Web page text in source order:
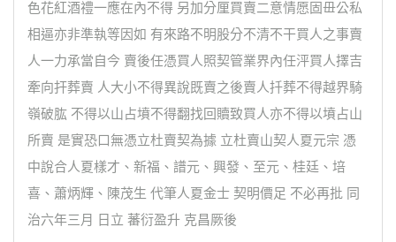
色花紅酒禮一應在內不得 另加分厘買賣二意情愿固毌公私
相逼亦非準執等因如 有來路不明股分不清不干買人之事賣
人一力承當自今 賣後任憑買人照契管業界內任泙買人擇吉
牽向扞葬賣 人大小不得異說既賣之後賣人扦葬不得越界騎
嶺破肱 不得以山占墳不得翻找回贖致買人亦不得以墳占山
所賣 是實恐口無憑立杜賣契為據 立杜賣山契人夏元宗 憑
中說合人夏樣才、新福、譜元、興發、至元、桂廷、培
喜、蕭炳輝、陳茂生 代筆人夏金士 契明價足 不必再批 同
治六年三月 日立 蕃衍盈升 克昌厥後